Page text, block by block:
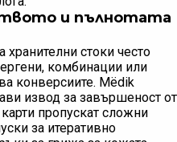
и пълнотата
хранителни стоки често
комбинации или
конверсиите. Mёdik
извод за завършеност от
пропускат сложни
за итеративно